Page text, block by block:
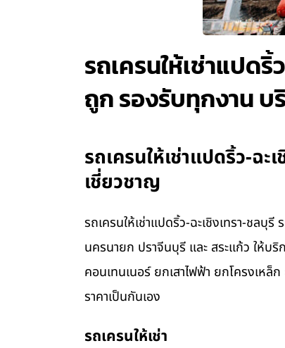
รถเครนให้เช่าแปดริ้
ถูก รองรับทุกงาน
รถเครนให้เช่าแปดริ้ว-ฉ
เชี่ยวชาญ
รถเครนให้เช่าแปดริ้ว-ฉะเชิงเทรา-ชล
นครนายก ปราจีนบุรี และ สระแก้ว ให้บ
คอนเทนเนอร์ ยกเสาไฟฟ้า ยกโครงเห
ราคาเป็นกันเอง
รถเครนให้เช่า